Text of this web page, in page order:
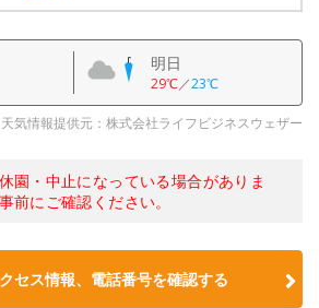
明日
29℃／23℃
天気情報提供元：株式会社ライフビジネスウェザー
園・中止になっている場合がありま
前にご確認ください。
セス情報、電話番号を確認する